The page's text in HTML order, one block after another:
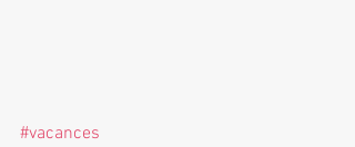
#vacances